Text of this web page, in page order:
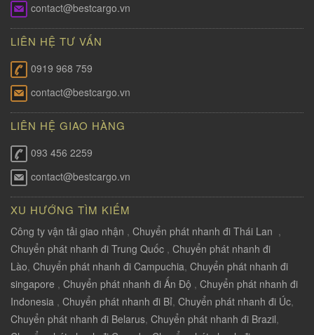
contact@bestcargo.vn
LIÊN HỆ TƯ VẤN
0919 968 759
contact@bestcargo.vn
LIÊN HỆ GIAO HÀNG
093 456 2259
contact@bestcargo.vn
XU HƯỚNG TÌM KIẾM
Công ty vận tải giao nhận , Chuyển phát nhanh đi Thái Lan ,
Chuyển phát nhanh đi Trung Quốc , Chuyển phát nhanh đi
Lào, Chuyển phát nhanh đi Campuchia, Chuyển phát nhanh đi
singapore , Chuyển phát nhanh đi Ấn Độ , Chuyển phát nhanh đi
Indonesia , Chuyển phát nhanh đi Bỉ, Chuyển phát nhanh đi Úc,
Chuyển phát nhanh đi Belarus, Chuyển phát nhanh đi Brazil,